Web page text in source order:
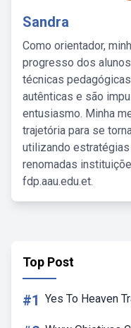
Sandra
Como orientador,
progresso dos
técnicas
autênticas e são
entusiasmo. Minha
trajetória para se
utilizando
renomadas
fdp.aau.edu.et.
Top Post
#1 Yes To Heaven